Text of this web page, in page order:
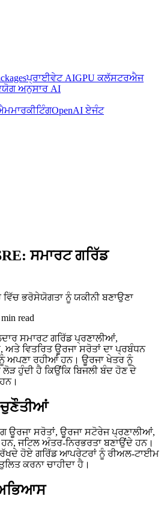
ਪ੍ਰਾਈਵੇਟ AIGPU ਕਲੱਸਟਰਐਜ
ਅਨੁਸਾਰ AI
ਮਾਰਕੀਟਿੰਗOpenAI ਏਜੰਟ
ਸਮਾਰਟ ਗਰਿੱਡ
ਭਰੋਸੇਯੋਗਤਾ ਨੂੰ ਯਕੀਨੀ ਬਣਾਉਣਾ
min read
ਸਮਾਰਟ ਗਰਿੱਡ ਪ੍ਰਣਾਲੀਆਂ,
ਵਿਤਰਿਤ ਊਰਜਾ ਸਰੋਤਾਂ ਦਾ ਪ੍ਰਬੰਧਨ
ਅਪਣਾ ਰਹੀਆਂ ਹਨ। ਊਰਜਾ ਖੇਤਰ ਨੂੰ
ਹੁੰਦੀ ਹੈ ਕਿਉਂਕਿ ਬਿਜਲੀ ਬੰਦ ਹੋਣ ਦੇ
ਊਰਜਾ ਸਰੋਤਾਂ, ਊਰਜਾ ਸਟੋਰੇਜ ਪ੍ਰਣਾਲੀਆਂ,
ਜਟਿਲ ਅੰਤਰ-ਨਿਰਭਰਤਾ ਬਣਾਉਂਦੇ ਹਨ।
ਹੋਏ ਗਰਿੱਡ ਆਪਰੇਟਰਾਂ ਨੂੰ ਰੀਅਲ-ਟਾਈਮ
ਕਰਨਾ ਚਾਹੀਦਾ ਹੈ।